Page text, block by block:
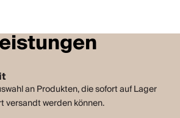
an Produkten, die sofort auf Lager
versandt werden können.